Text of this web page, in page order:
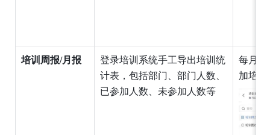
培训周报/月报
登录培训系统手工导出培训统
计表，包括部门、部门人数、
已参加人数、未参加人数等
每月5
加培